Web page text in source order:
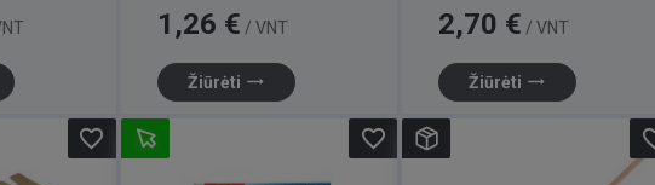
Kaina
1,26 € / VNT
Žiūrėti trending_flat
Kaina
2,70 € / VNT
Žiūrėti trending_flat
favorite_border favorite_border